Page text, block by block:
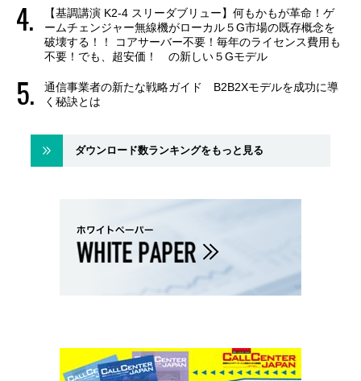
【基調講演 K2-4 スリーダブリュー】何もかもが革命！ゲ
ームチェンジャー無線機がローカル５G市場の既存概念を
破壊する！！ コアサーバー不要！毎年のライセンス費用も
不要！でも、超安価！ の新しい５Gモデル
通信事業者の新たな戦略ガイド B2B2Xモデルを成功に導
く秘訣とは
ダウンロード数ランキングをもっと見る